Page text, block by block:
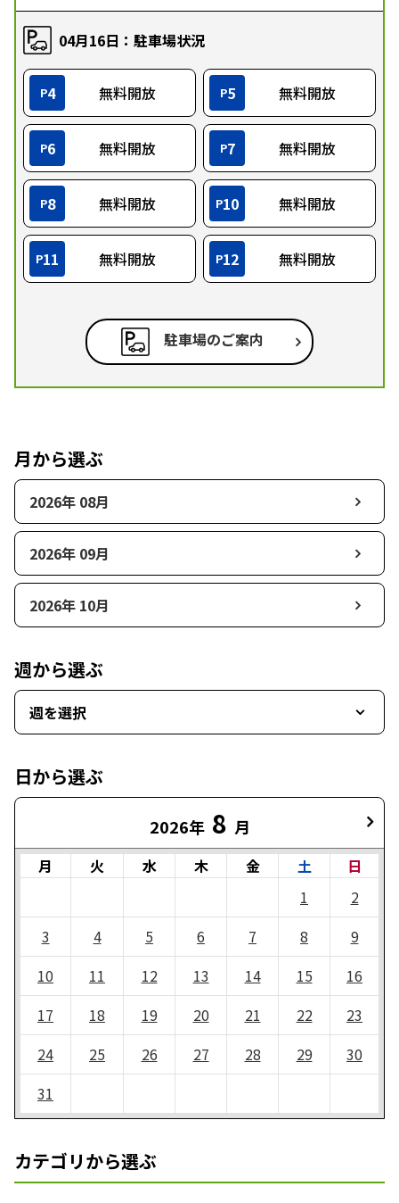
04月16日：駐車場状況
P4 無料開放 P5 無料開放
P6 無料開放 P7 無料開放
P8 無料開放 P10 無料開放
P11 無料開放 P12 無料開放
駐車場のご案内
月から選ぶ
2026年 08月
2026年 09月
2026年 10月
週から選ぶ
週を選択
日から選ぶ
2026年 8 月
月 火 水 木 金 土
日
1
2
3
4 5 6 7 8
9
10
11 12 13 14 15
16
17
18 19 20 21 22
23
24
25 26 27 28 29
30
31
カテゴリから選ぶ